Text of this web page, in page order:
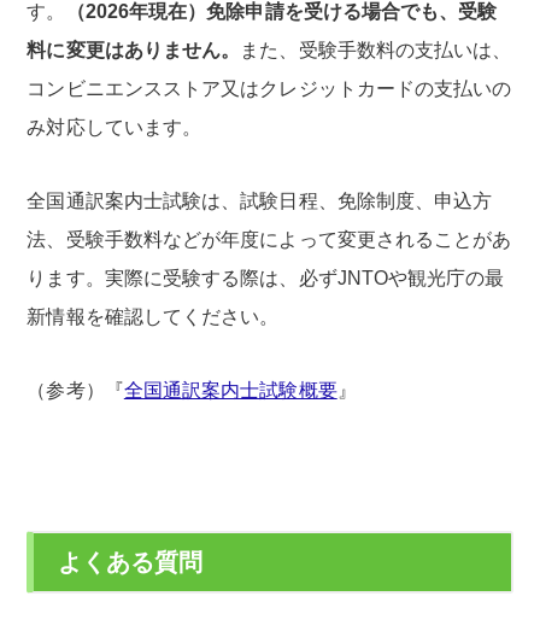
す。
（2026年現在）免除申請を受ける場合でも、受験
料に変更はありません。
また、受験手数料の支払いは、
コンビニエンスストア又はクレジットカードの支払いの
み対応しています。
全国通訳案内士試験は、試験日程、免除制度、申込方
法、受験手数料などが年度によって変更されることがあ
ります。実際に受験する際は、必ずJNTOや観光庁の最
新情報を確認してください。
（参考）『全国通訳案内士試験概要』
よくある質問